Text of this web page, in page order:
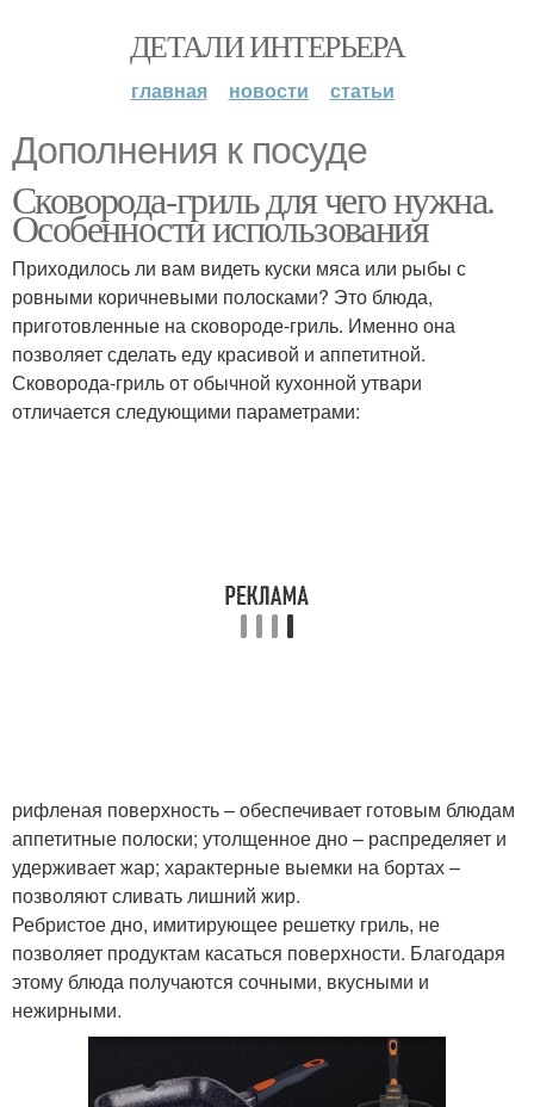
ДЕТАЛИ ИНТЕРЬЕРА
главная новости статьи
Дополнения к посуде
Сковорода-гриль для чего нужна.
Особенности использования
Приходилось ли вам видеть куски мяса или рыбы с
ровными коричневыми полосками? Это блюда,
приготовленные на сковороде-гриль. Именно она
позволяет сделать еду красивой и аппетитной.
Сковорода-гриль от обычной кухонной утвари
отличается следующими параметрами:
рифленая поверхность – обеспечивает готовым блюдам
аппетитные полоски; утолщенное дно – распределяет и
удерживает жар; характерные выемки на бортах –
позволяют сливать лишний жир.
Ребристое дно, имитирующее решетку гриль, не
позволяет продуктам касаться поверхности. Благодаря
этому блюда получаются сочными, вкусными и
нежирными.